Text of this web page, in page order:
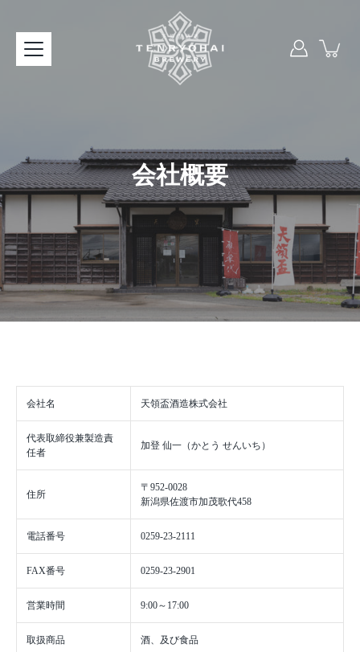
会社概要
会社名 天領盃酒造株式会社
代表取締役兼製造責
任者
加登 仙一（かとう せんいち）
住所
〒952-0028
新潟県佐渡市加茂歌代458
電話番号 0259-23-2111
FAX番号 0259-23-2901
営業時間 9:00～17:00
取扱商品 酒、及び食品